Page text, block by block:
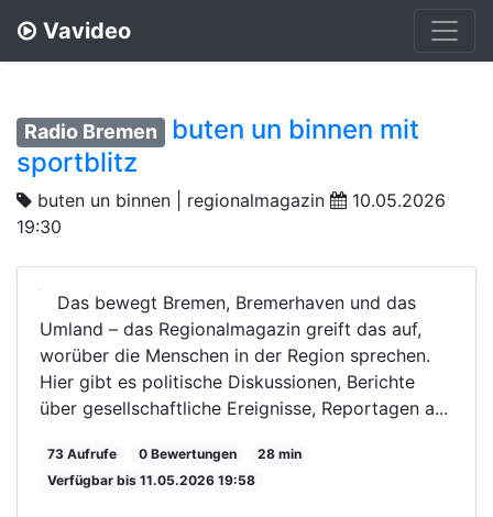
Vavideo
Radio Bremen
buten un binnen mit
sportblitz
buten un binnen | regionalmagazin
10.05.2026
19:30
Das bewegt Bremen, Bremerhaven und das
Umland – das Regionalmagazin greift das auf,
worüber die Menschen in der Region sprechen.
Hier gibt es politische Diskussionen, Berichte
über gesellschaftliche Ereignisse, Reportagen a...
73 Aufrufe 0 Bewertungen
28 min
Verfügbar bis 11.05.2026 19:58